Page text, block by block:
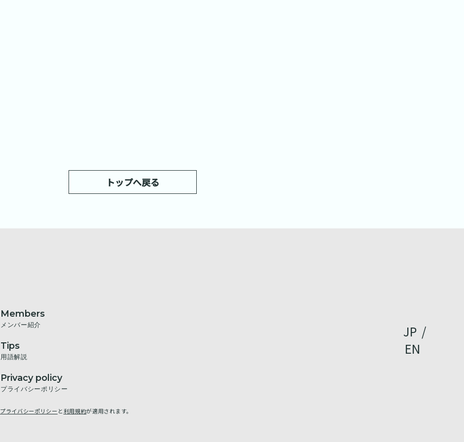
トップへ戻る
JP /
EN
Members
メンバー紹介
Tips
用語解説
Privacy policy
プライバシーポリシー
プライバシーポリシー と利用規約が適用されます。